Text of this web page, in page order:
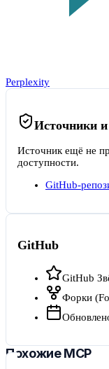
Perplexity
Источники
Источник ещё не
доступности.
GitHub-
GitHub
GitHub
Форки
Похожие MCP